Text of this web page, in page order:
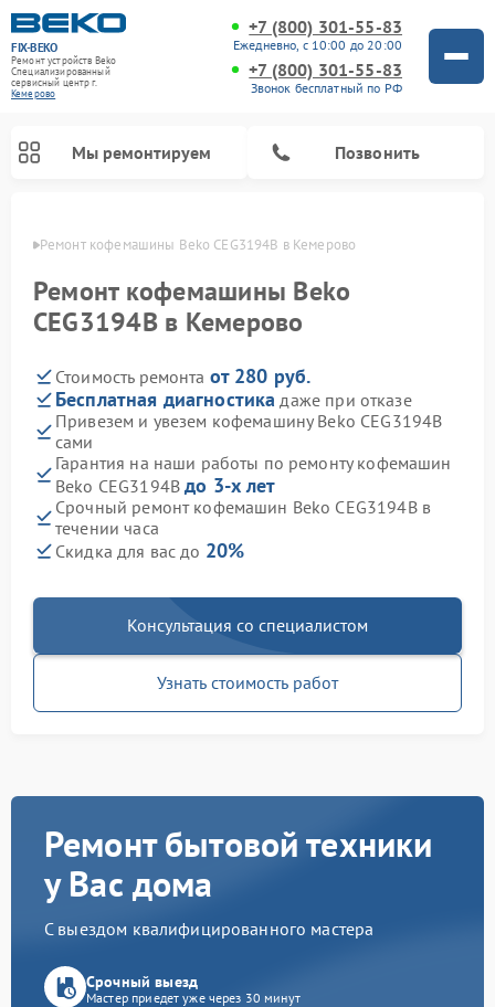
FIX-BEKO
Ремонт устройств Beko
Специализированный
cервисный центр г.
Кемерово
+7 (800) 301-55-83
Ежедневно, с 10:00 до 20:00
+7 (800) 301-55-83
Звонок бесплатный по РФ
Мы ремонтируем Позвонить
Ремонт кофемашины Beko CEG3194B в Кемерово
Ремонт кофемашины Beko
CEG3194B в Кемерово
Стоимость ремонта от 280 руб.
Бесплатная диагностика даже при отказе
Привезем и увезем кофемашину Beko CEG3194B
сами
Гарантия на наши работы по ремонту кофемашин
Beko CEG3194Bдо 3-х лет
Срочный ремонт кофемашин Beko CEG3194B в
течении часа
Скидка для вас до 20%
Консультация со специалистом
Узнать стоимость работ
Ремонт бытовой техники
у Вас дома
С выездом квалифицированного мастера
Срочный выезд
Мастер приедет уже через 30 минут